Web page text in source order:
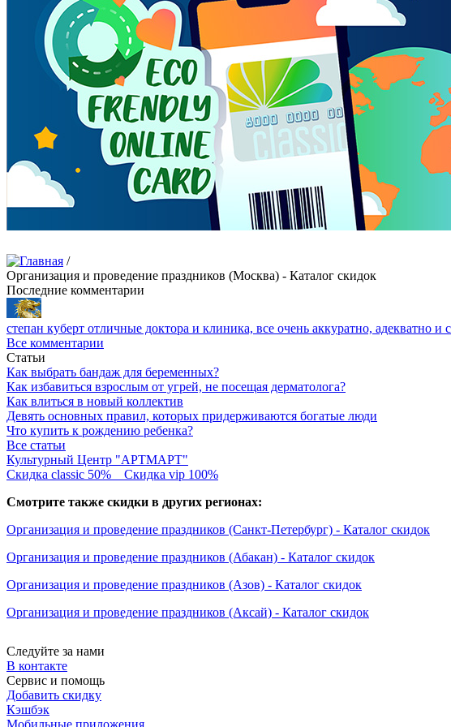
/
Организация и проведение праздников (Москва) - Каталог скидок
Последние комментарии
степан куберт отличные доктора и клиника, все очень аккуратно, адекватно
Все комментарии
Статьи
Как выбрать бандаж для беременных?
Как избавиться взрослым от угрей, не посещая дерматолога?
Как влиться в новый коллектив
Девять основных правил, которых придерживаются богатые люди
Что купить к рождению ребенка?
Все статьи
Культурный Центр "АРТМАРТ"
Скидка classic 50%
Скидка vip 100%
Смотрите также скидки в других регионах:
Организация и проведение праздников (Санкт-Петербург) - Каталог скидок
Организация и проведение праздников (Абакан) - Каталог скидок
Организация и проведение праздников (Азов) - Каталог скидок
Организация и проведение праздников (Аксай) - Каталог скидок
Следуйте за нами
В контакте
Сервис и помощь
Добавить скидку
Кэшбэк
Мобильные приложения